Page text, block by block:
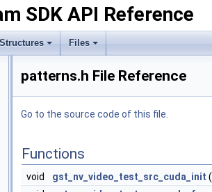
SDK API Reference
Files
patterns.h File Reference
Go to the source code of this file.
Functions
void gst_nv_video_test_src_cuda_init (